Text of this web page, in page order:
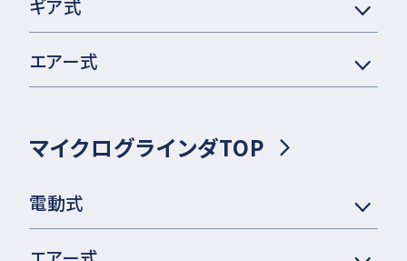
ギア式
エアー式
マイクログラインダTOP
電動式